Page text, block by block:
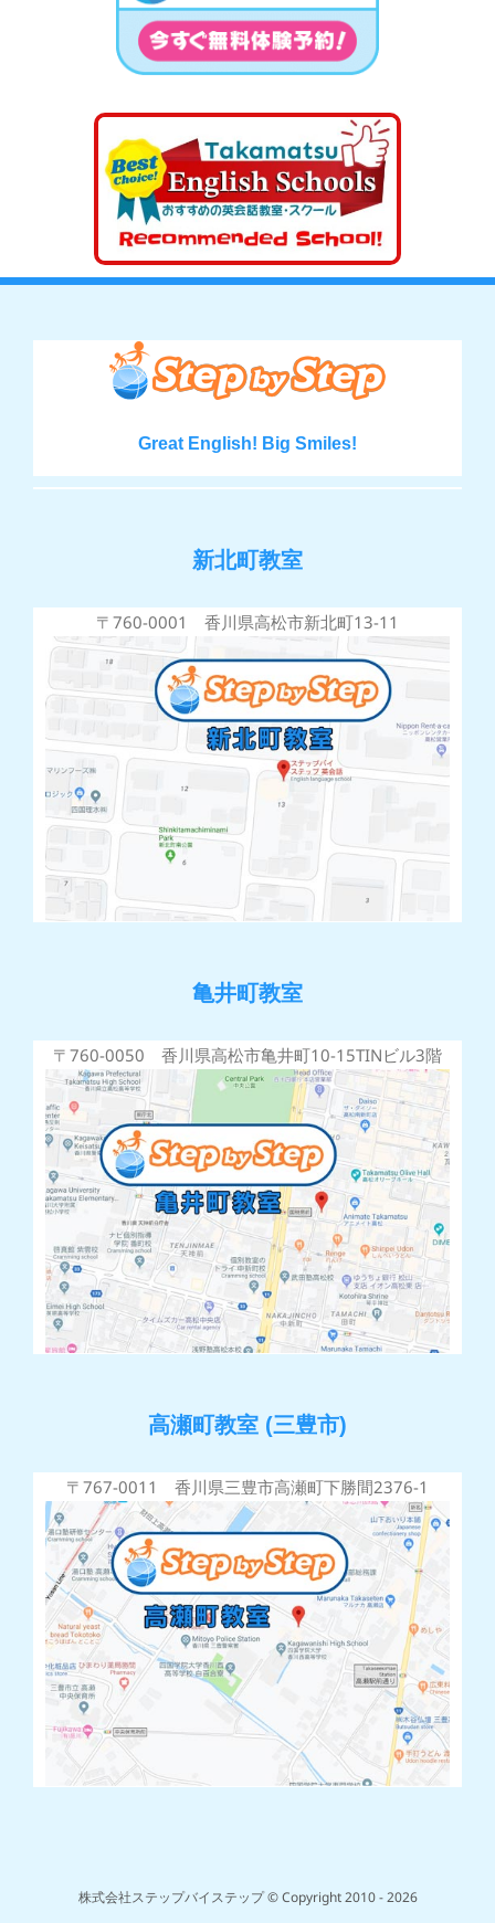
Great English! Big Smiles!
新北町教室
〒760-0001 香川県高松市新北町13-11
亀井町教室
〒760-0050 香川県高松市亀井町10-15TINビル3階
高瀬町教室 (三豊市)
〒767-0011 香川県三豊市高瀬町下勝間2376-1
株式会社ステップバイステップ © Copyright 2010 -2026